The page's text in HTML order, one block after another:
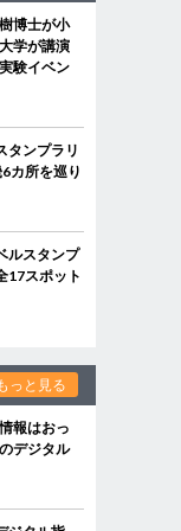
博士が小
学が講演
験イベン
タンプラリ
カ所を巡り
ルスタンプ
17スポット
っと見る
報はおっ
デジタル